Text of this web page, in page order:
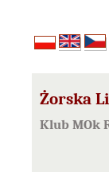
Żorska
Klub MOk